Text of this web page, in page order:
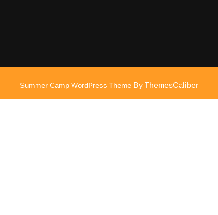
Summer Camp WordPress Theme By ThemesCaliber